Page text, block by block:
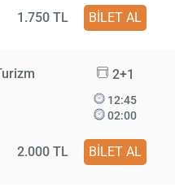
1.750 TL BİLET AL
2+1
12:45
02:00
2.000 TL BİLET AL